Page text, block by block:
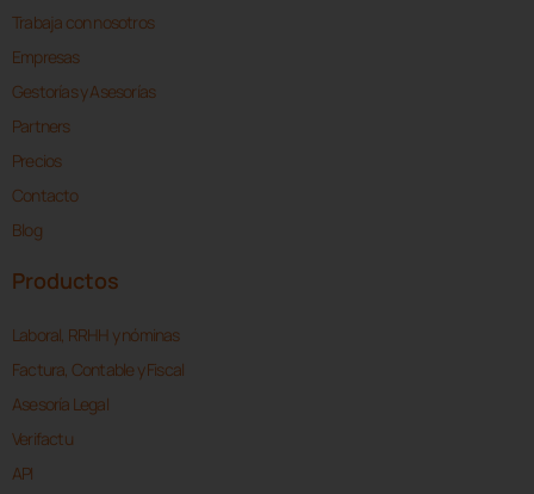
Trabaja con nosotros
Empresas
Gestorías y Asesorías
Partners
Precios
Contacto
Blog
Productos
Laboral, RRHH y nóminas
Factura, Contable y Fiscal
Asesoría Legal
Verifactu
API